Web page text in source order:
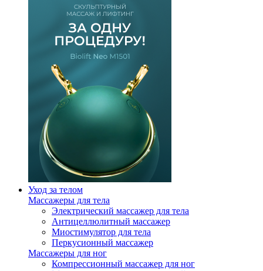
Уход за телом
Массажеры для тела
Электрический массажер для тела
Антицеллюлитный массажер
Миостимулятор для тела
Перкусионный массажер
Массажеры для ног
Компрессионный массажер для ног